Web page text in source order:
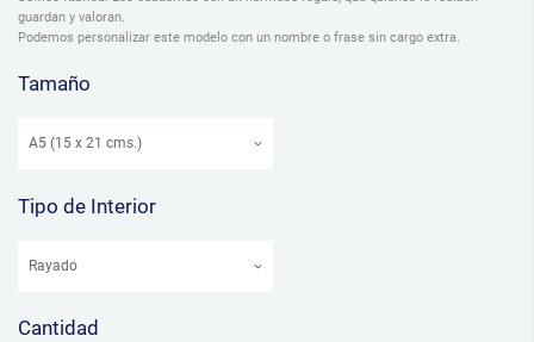
guardan y valoran.
Podemos personalizar este modelo con un nombre o frase sin cargo extra.
Tamaño
Tipo de Interior
Cantidad